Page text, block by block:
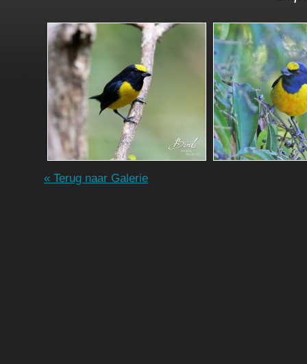
« Terug naar Galerie